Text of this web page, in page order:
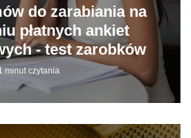
do zarabiania na
płatnych ankiet
- test zarobków
minut czytania